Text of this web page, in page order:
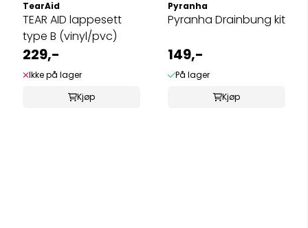
TearAid
TEAR AID lappesett
type B (vinyl/pvc)
229,-
Ikke på lager
Kjøp
Pyranha
Pyranha Drainbung kit
149,-
På lager
Kjøp